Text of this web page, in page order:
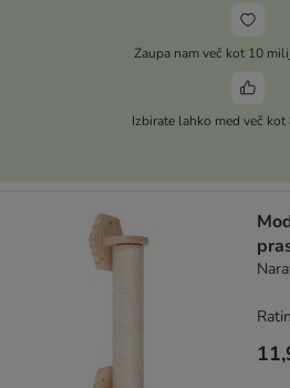
Zaupa nam več kot 10
Izbirate lahko med več